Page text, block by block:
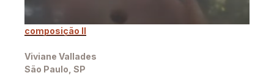
composição II
Viviane Vallades
São Paulo, SP